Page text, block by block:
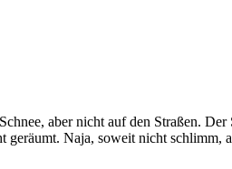
aber nicht auf den Straßen.
Naja, soweit nicht schlimm,